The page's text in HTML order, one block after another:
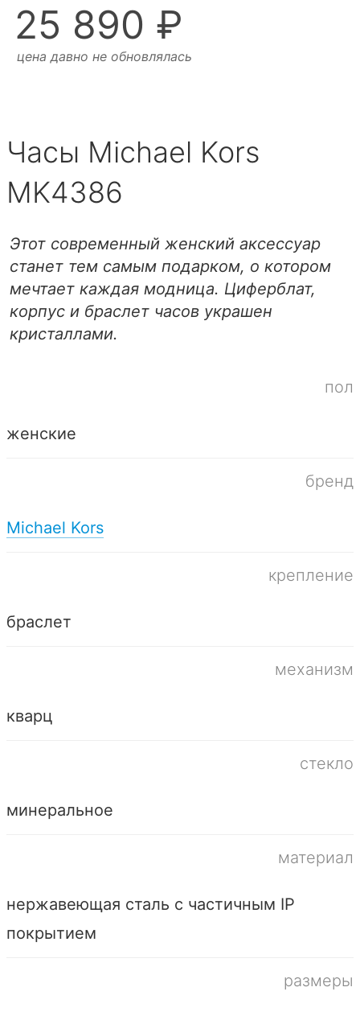
25 890 ₽
цена давно не обновлялась
Часы Michael Kors
MK4386
Этот современный женский аксессуар
станет тем самым подарком, о котором
мечтает каждая модница. Циферблат,
корпус и браслет часов украшен
кристаллами.
пол
женские
бренд
Michael Kors
крепление
браслет
механизм
кварц
стекло
минеральное
материал
нержавеющая сталь с частичным IP
покрытием
размеры